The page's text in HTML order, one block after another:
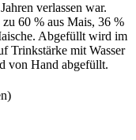
verlassen war.
zu 60 % aus Mais, 36 %
Abgefüllt wird im
Trinkstärke mit Wasser
von Hand abgefüllt.